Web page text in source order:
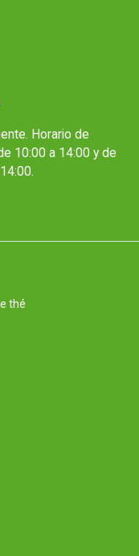
Horario de
10:00 a 14:00 y de
thé